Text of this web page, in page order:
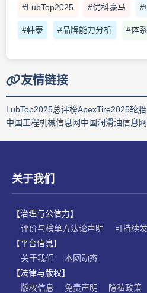
#LubTop2025 #优科豪马 #
#韩泰 #品牌能力分析 #体
友情链接
LubTop2025总评榜ApexTire2025轮
中国工程机械信息网中国润滑油信息网
关于我们
【治理与公信力】
评价与榜单方法论声明
可持续
【平台信息】
关于我们
本网动态
【法律与版权】
版权信息
免责声明 隐私政策